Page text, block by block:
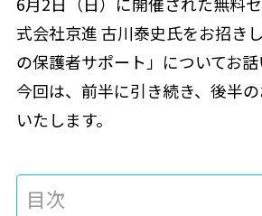
式会社京進 古川泰史氏をお招き
の保護者サポート」についてお話
今回は、前半に引き続き、後半
いたします。
目次